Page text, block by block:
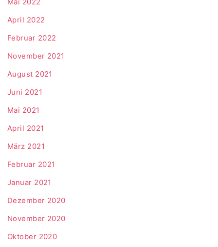
April 2022
Februar 2022
November 2021
August 2021
Juni 2021
Mai 2021
April 2021
März 2021
Februar 2021
Januar 2021
Dezember 2020
November 2020
Oktober 2020